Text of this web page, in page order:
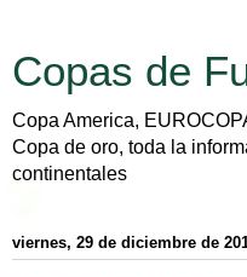
Copas de
Copa America,
Copa de oro, toda la
continentales
viernes, 29 de diciembre de